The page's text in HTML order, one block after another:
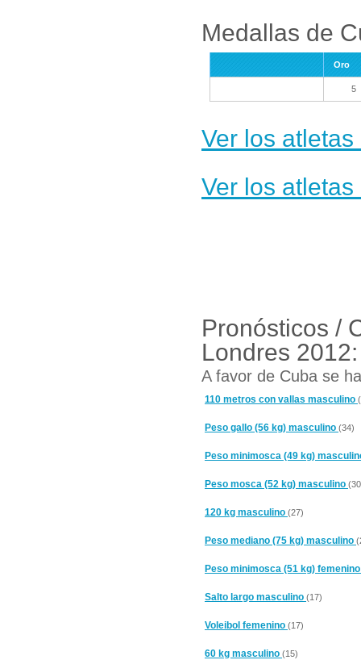
Medallas de
Oro
5
Ver los
Ver los
Pronósticos /
Londres 2012:
A favor de Cuba se
110 metros con vallas masculino
Peso gallo (56 kg) masculino (34)
Peso minimosca (49 kg)
Peso mosca (52 kg) masculino
120 kg masculino (27)
Peso mediano (75 kg) masculino
Peso minimosca (51 kg)
Salto largo masculino (17)
Voleibol femenino (17)
60 kg masculino (15)